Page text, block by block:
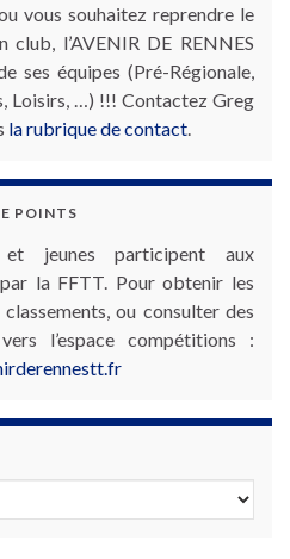
vous souhaitez reprendre le
l’AVENIR DE RENNES
ses équipes (Pré-Régionale,
Loisirs, …) !!! Contactez Greg
la rubrique de contact.
POINTS
jeunes participent aux
la FFTT. Pour obtenir les
ou consulter des
l’espace compétitions :